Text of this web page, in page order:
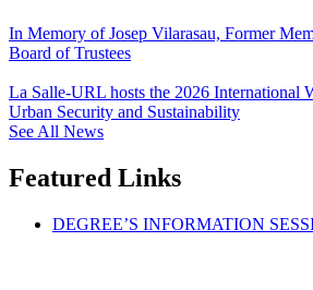
In Memory of Josep Vilarasau, Former
Board of Trustees
La Salle-URL hosts the 2026 International
Urban Security and Sustainability
See All News
Featured Links
DEGREE’S INFORMATION